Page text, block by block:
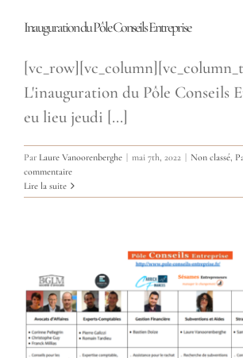
Inauguration du Pôle Conseils Entreprise
L'inauguration du Pôle Conseils
eu lieu jeudi [...]
Par Laure Vanoorenberghe mai 7th, 2022 Non classé,
commentaire
Lire la suite